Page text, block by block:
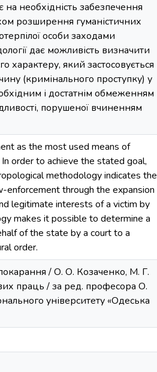
необхідність забезпечення
розширення гуманістичних
особи заходами
дає можливість визначити
характеру, який застосовується
(кримінального проступку) у
і достатнім обмеженням
порушеної вчиненням
as the most used means of
order to achieve the stated goal,
methodology indicates the
enforcement through the expansion
legitimate interests of a victim by
makes it possible to determine a
of the state by a court to a
order.
/ О. О. Козаченко, М. Г.
праць / за ред. професора О.
університету «Одеська